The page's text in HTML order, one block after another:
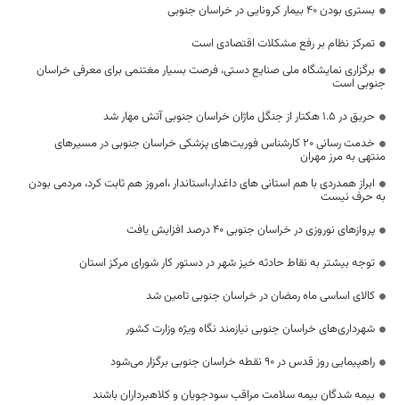
بستری بودن ۴۰ بیمار کرونایی در خراسان جنوبی
تمرکز نظام بر رفع مشکلات اقتصادی است
برگزاری نمایشگاه ملی صنایع دستی، فرصت بسیار مغتنمی برای معرفی خراسان
جنوبی است
حریق در ۱.۵ هکتار از جنگل ماژان خراسان جنوبی آتش مهار شد
خدمت رسانی ۲۰ کارشناس فوریت‌های پزشکی خراسان جنوبی در مسیر‌های
منتهی به مرز مهران
ابراز همدردی با هم استانی های داغدار،استاندار ،امروز هم ثابت کرد، مردمی بودن
به حرف نیست
پروازهای نوروزی در خراسان جنوبی ۴۰ درصد افزایش یافت
توجه بیشتر به نقاط حادثه خیز شهر در دستور کار شورای مرکز استان
کالای اساسی ماه رمضان در خراسان جنوبی تامین شد
شهرداری‌های خراسان جنوبی نیازمند نگاه ویژه وزارت کشور
راهپیمایی روز قدس در ۹۰ نقطه خراسان جنوبی برگزار می‌شود
بیمه شدگان بیمه سلامت مراقب سودجویان و کلاهبرداران باشند